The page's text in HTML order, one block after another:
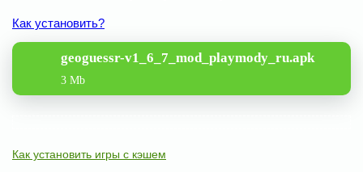
Как установить?
geoguessr-v1_6_7_mod_playmody_ru.apk
3 Mb
Как установить игры с кэшем